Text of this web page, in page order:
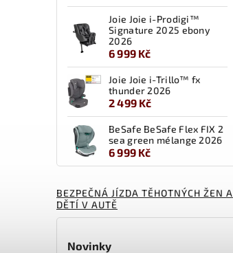
Joie Joie i-Prodigi™
Signature 2025 ebony
2026
6 999 Kč
Joie Joie i-Trillo™ fx
thunder 2026
2 499 Kč
BeSafe BeSafe Flex FIX 2
sea green mélange 2026
6 999 Kč
BEZPEČNÁ JÍZDA TĚHOTNÝCH ŽEN A
DĚTÍ V AUTĚ
Novinky